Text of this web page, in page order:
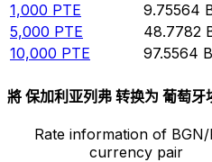
1,000 PTE 9.75564
5,000 PTE 48.7782
10,000 PTE 97.5564
將 保加利亚列弗 转换为 葡萄牙
Rate information of BGN/
currency pair